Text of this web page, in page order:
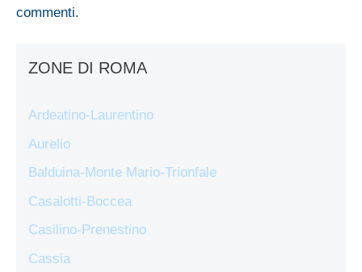
commenti.
ZONE DI ROMA
Ardeatino-Laurentino
Aurelio
Balduina-Monte Mario-Trionfale
Casalotti-Boccea
Casilino-Prenestino
Cassia